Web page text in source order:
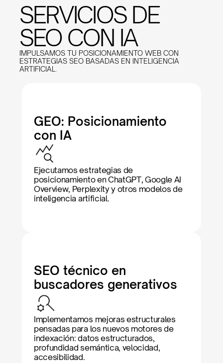
SERVICIOS DE
SEO CON IA
IMPULSAMOS TU POSICIONAMIENTO WEB CON
ESTRATEGIAS SEO BASADAS EN INTELIGENCIA
ARTIFICIAL.
GEO: Posicionamiento
con IA
Ejecutamos estrategias de
posicionamiento en ChatGPT, Google AI
Overview, Perplexity y otros modelos de
inteligencia artificial.
SEO técnico en
buscadores generativos
Implementamos mejoras estructurales
pensadas para los nuevos motores de
indexación: datos estructurados,
profundidad semántica, velocidad,
accesibilidad.